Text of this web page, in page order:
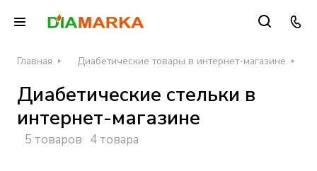
Главная Диабетические товары в интернет-магазине
Диабетические стельки в
интернет-магазине
5 товаров 4 товара